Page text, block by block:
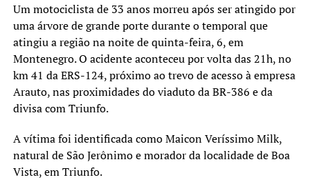
Um motociclista de 33 anos morreu após ser atingido por
uma árvore de grande porte durante o temporal que
atingiu a região na noite de quinta-feira, 6, em
Montenegro. O acidente aconteceu por volta das 21h, no
km 41 da ERS-124, próximo ao trevo de acesso à empresa
Arauto, nas proximidades do viaduto da BR-386 e da
divisa com Triunfo.
A vítima foi identificada como Maicon Veríssimo Milk,
natural de São Jerônimo e morador da localidade de Boa
Vista, em Triunfo.